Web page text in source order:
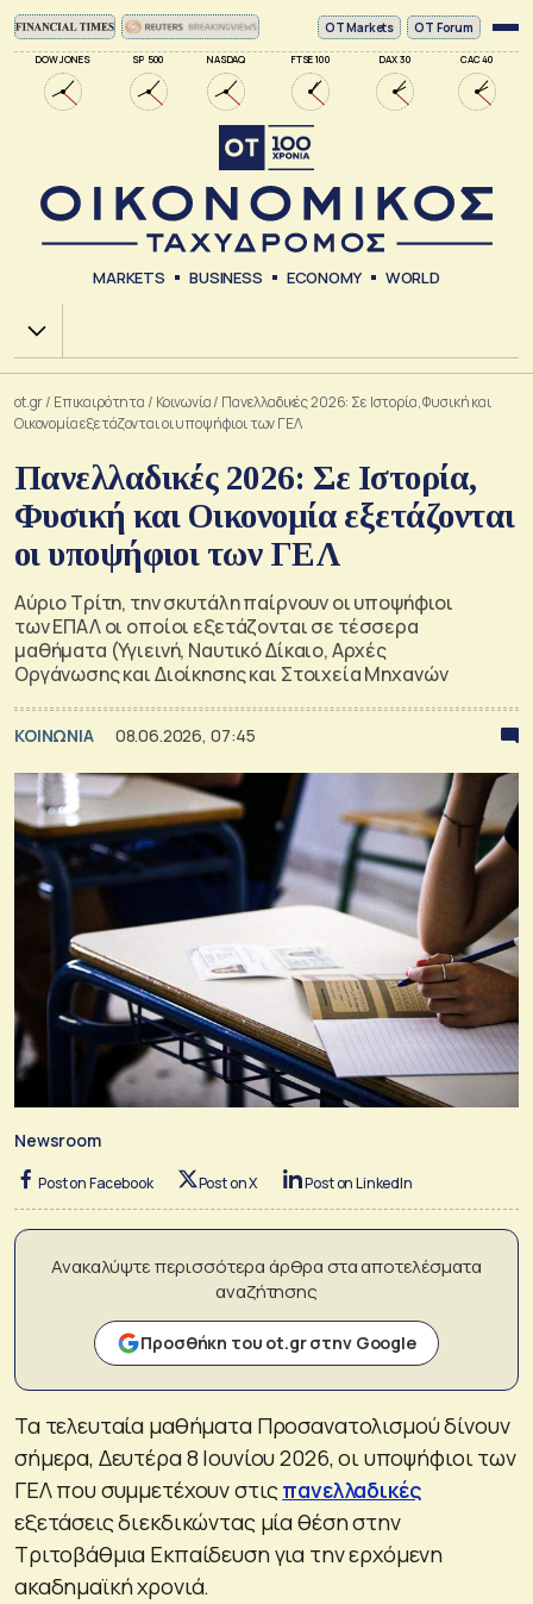
DOW JONES SP 500 NASDAQ FTSE 100 DAX 30 CAC 40
ΟΤ Markets OT Forum
MARKETS BUSINESS ECONOMY WORLD
Χ.Α.
ot.gr/ Επικαιρότητα / Κοινωνία/ Πανελλαδικές 2026: Σε Ιστορία, Φυσική και
Οικονομία εξετάζονται οι υποψήφιοι των ΓΕΛ
Πανελλαδικές 2026: Σε Ιστορία,
Φυσική και Οικονομία εξετάζονται
οι υποψήφιοι των ΓΕΛ
Αύριο Τρίτη, την σκυτάλη παίρνουν οι υποψήφιοι
των ΕΠΑΛ οι οποίοι εξετάζονται σε τέσσερα
μαθήματα (Υγιεινή, Ναυτικό Δίκαιο, Αρχές
Οργάνωσης και Διοίκησης και Στοιχεία Μηχανών
ΚΟΙΝΩΝΙΑ 08.06.2026, 07:45
Newsroom
Post on Facebook Post on X Post on LinkedIn
Ανακαλύψτε περισσότερα άρθρα στα αποτελέσματα
αναζήτησης
Προσθήκη του ot.gr στην Google
Τα τελευταία μαθήματα Προσανατολισμού δίνουν
σήμερα, Δευτέρα 8 Ιουνίου 2026, οι υποψήφιοι των
ΓΕΛ που συμμετέχουν στιςπανελλαδικές
εξετάσεις διεκδικώντας μία θέση στην
Τριτοβάθμια Εκπαίδευση για την ερχόμενη
ακαδημαϊκή χρονιά.